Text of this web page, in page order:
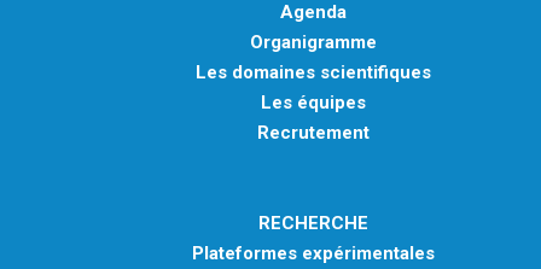
Agenda
Organigramme
Les domaines scientifiques
Les équipes
Recrutement
RECHERCHE
Plateformes expérimentales